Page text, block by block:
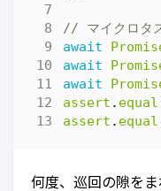
await
await
await
assert . equal
assert . equal
何度、巡回の隙を